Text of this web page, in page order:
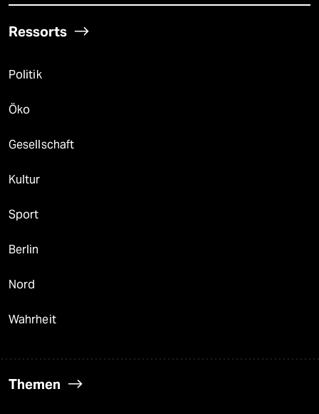
Ressorts
Politik
Öko
Gesellschaft
Kultur
Sport
Berlin
Nord
Wahrheit
Themen